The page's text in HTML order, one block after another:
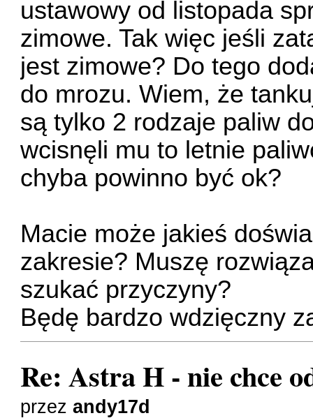
ustawowy od listopada
zimowe. Tak więc jeśli
jest zimowe? Do tego
do mrozu. Wiem, że
są tylko 2 rodzaje paliw
wcisnęli mu to letnie
chyba powinno być ok?
Macie może jakieś
zakresie? Muszę
szukać przyczyny?
Będę bardzo wdzięczny
Re: Astra H - nie chce
przezandy17d